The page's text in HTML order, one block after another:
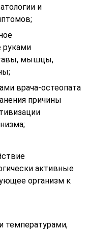
и
руками
мышцы,
врача-остеопата
причины
активные
организм к
температурами,